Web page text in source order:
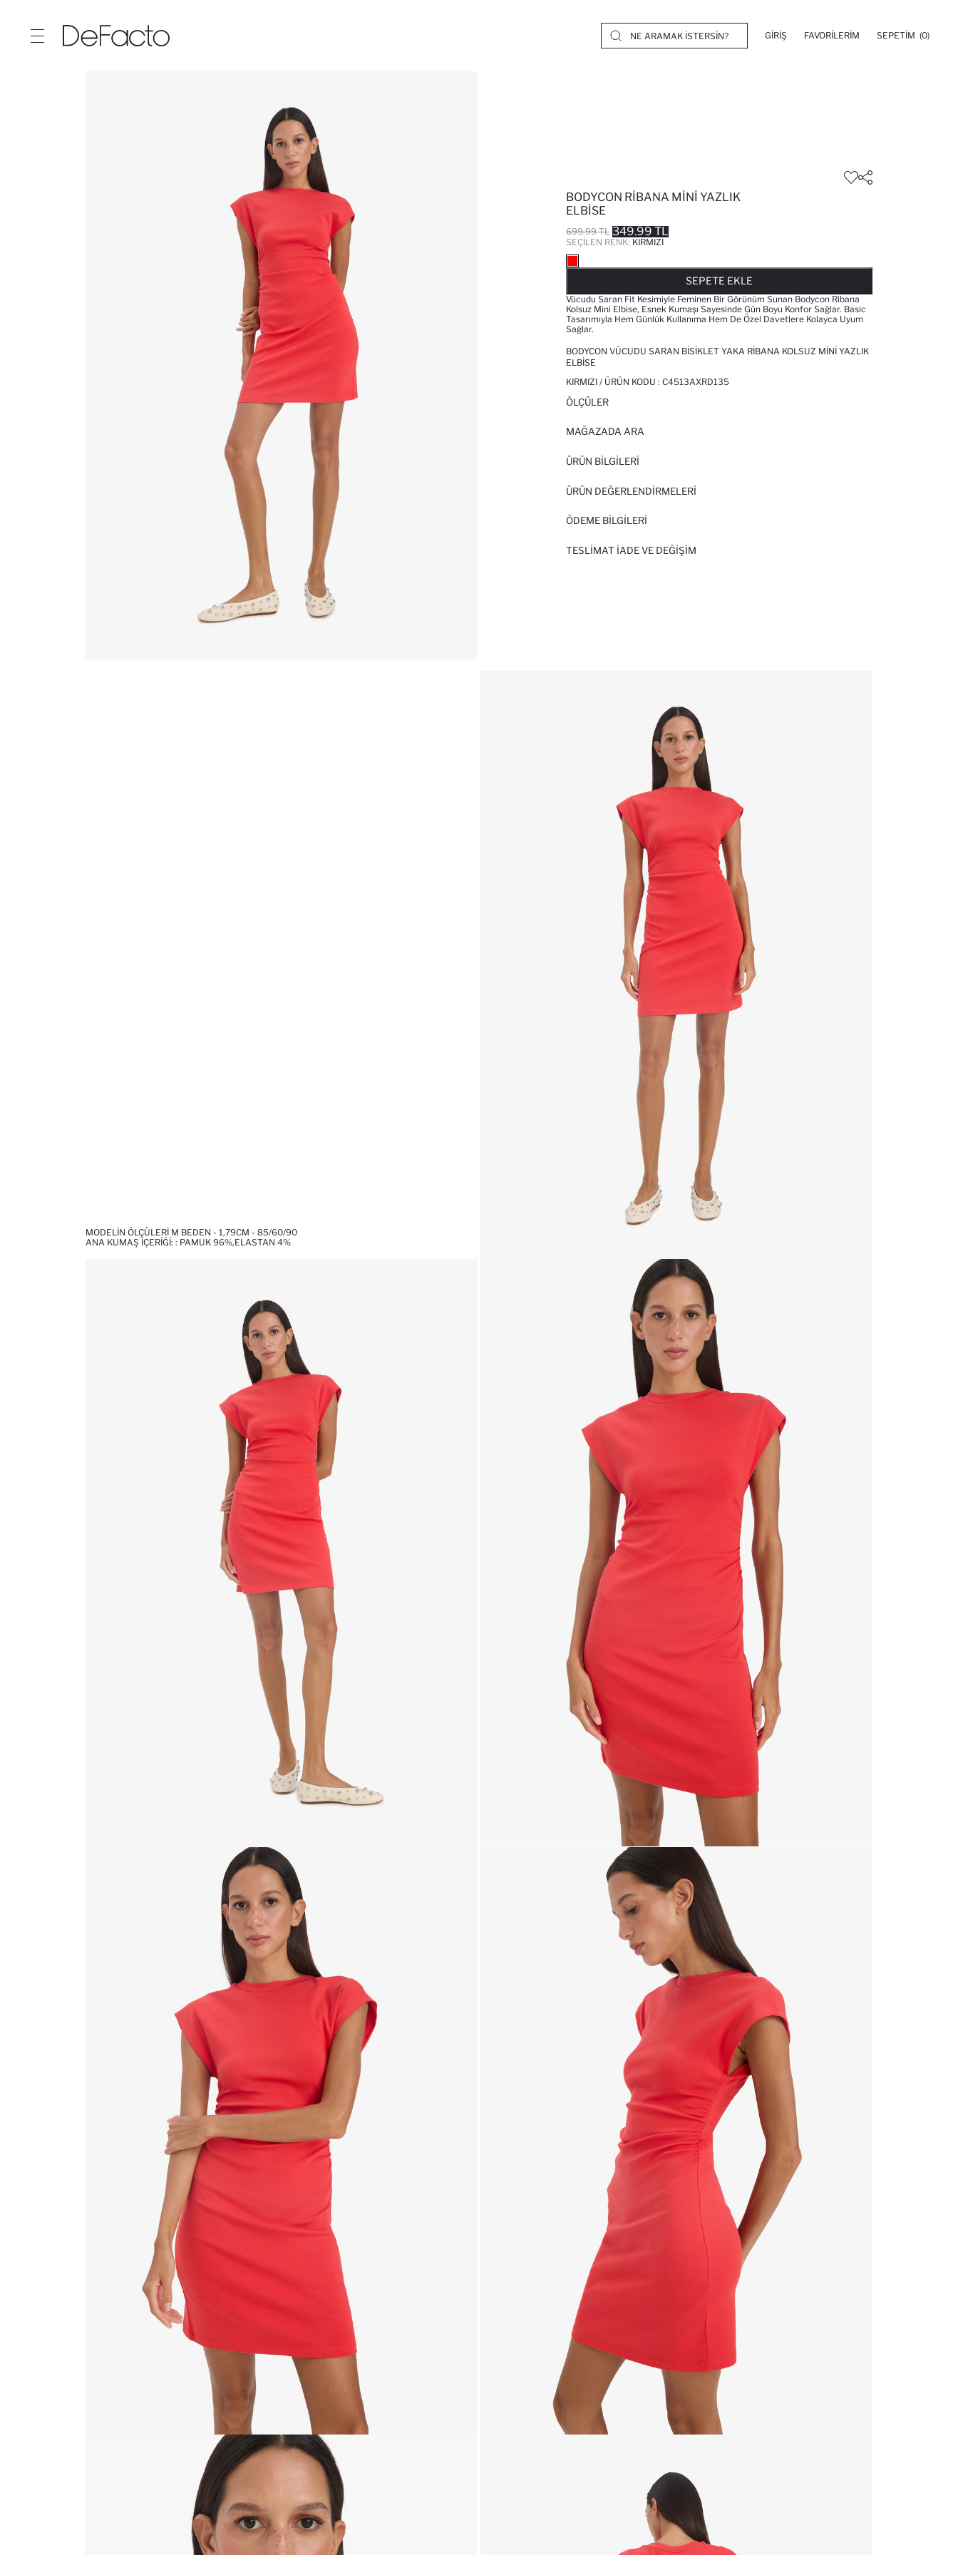
GIRIŞ FAVORILERIM SEPETIM (0)
BODYCON RIBANA MINI YAZLIK
ELBISE
699.99 TL 349.99 TL
SEÇILEN RENK: KIRMIZI
SEPETE EKLE
Vücudu Saran Fit Kesimiyle Feminen Bir Görünüm Sunan Bodycon Ribana
Kolsuz Mini Elbise, Esnek Kumaşı Sayesinde Gün Boyu Konfor Sağlar. Basic
Tasarımıyla Hem Günlük Kullanıma Hem De Özel Davetlere Kolayca Uyum
Sağlar.
BODYCON VÜCUDU SARAN BISIKLET YAKA RIBANA KOLSUZ MINI YAZLIK
ELBISE
KIRMIZI / ÜRÜN KODU : C4513AXRD135
ÖLÇÜLER
MAĞAZADA ARA
ÜRÜN BILGILERI
ÜRÜN DEĞERLENDİRMELERİ
ÖDEME BİLGİLERİ
TESLIMAT İADE VE DEĞIŞIM
MODELIN ÖLÇÜLERI M BEDEN - 1,79CM - 85/60/90
ANA KUMAŞ İÇERIĞI: : PAMUK 96%,ELASTAN 4%